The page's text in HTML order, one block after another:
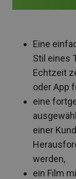
Eine
Stil eines
Echtzeit
oder App
eine
einer
werden,
ein Film